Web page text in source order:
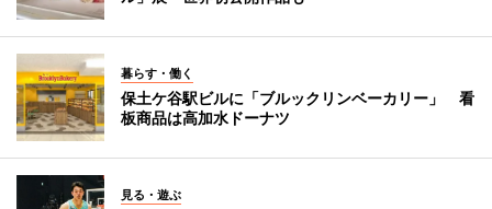
暮らす・働く
保土ケ谷駅ビルに「ブルックリンベーカリー」 看
板商品は高加水ドーナツ
見る・遊ぶ